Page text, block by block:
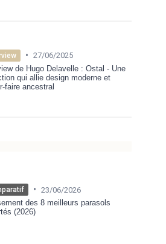
• 27/06/2025
de Hugo Delavelle : Ostal - Une
qui allie design moderne et
faire ancestral
• 23/06/2026
des 8 meilleurs parasols
(2026)